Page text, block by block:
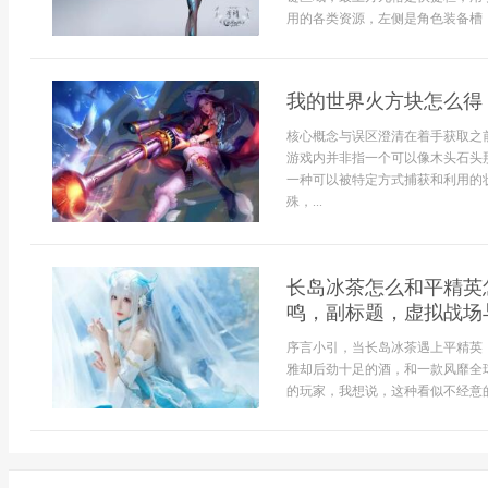
用的各类资源，左侧是角色装备
我的世界火方块怎么
核心概念与误区澄清在着手获取
游戏内并非指一个可以像木头石
一种可以被特定方式捕获和利用
殊，...
长岛冰茶怎么和平精
鸣，副标题，虚拟战
序言小引，当长岛冰茶遇上平精
雅却后劲十足的酒，和一款风靡
的玩家，我想说，这种看似不经